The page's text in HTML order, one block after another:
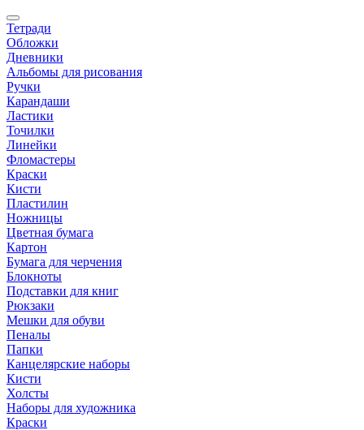
Тетради
Обложки
Дневники
Альбомы для рисования
Ручки
Карандаши
Ластики
Точилки
Линейки
Фломастеры
Краски
Кисти
Пластилин
Ножницы
Цветная бумага
Картон
Бумага для черчения
Блокноты
Подставки для книг
Рюкзаки
Мешки для обуви
Пеналы
Папки
Канцелярские наборы
Кисти
Холсты
Наборы для художника
Краски